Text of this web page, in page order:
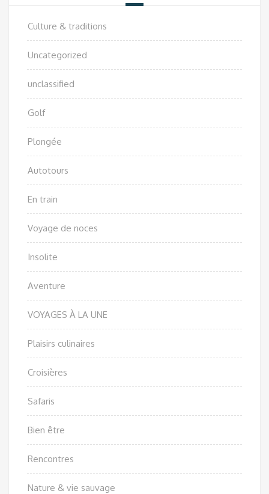
Culture & traditions
Uncategorized
unclassified
Golf
Plongée
Autotours
En train
Voyage de noces
Insolite
Aventure
VOYAGES À LA UNE
Plaisirs culinaires
Croisières
Safaris
Bien être
Rencontres
Nature & vie sauvage